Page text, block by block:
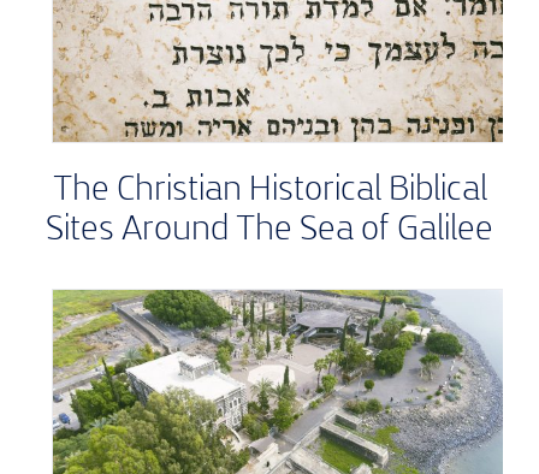
The Christian Historical Biblical
Sites Around The Sea of Galilee